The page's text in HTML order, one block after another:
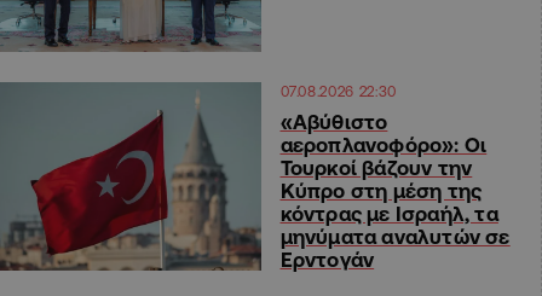
07.08.2026 22:30
«Αβύθιστο
αεροπλανοφόρο»: Οι
Τουρκοί βάζουν την
Κύπρο στη μέση της
κόντρας με Ισραήλ, τα
μηνύματα αναλυτών σε
Ερντογάν